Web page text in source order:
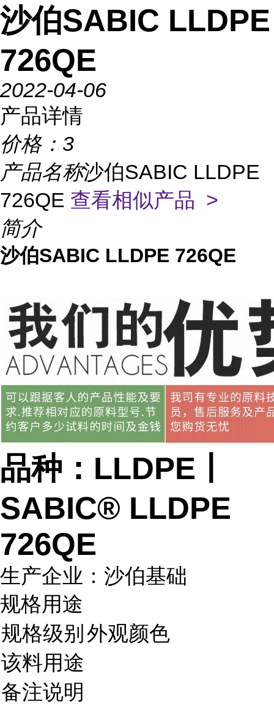
沙伯SABIC LLDPE
726QE
2022-04-06
产品详情
价格： 3
产品名称沙伯SABIC LLDPE
726QE 查看相似产品 >
简介
沙伯SABIC LLDPE 726QE
品种：LLDPE丨
SABIC® LLDPE
726QE
生产企业：沙伯基础
规格用途
规格级别 外观颜色
该料用途
备注说明